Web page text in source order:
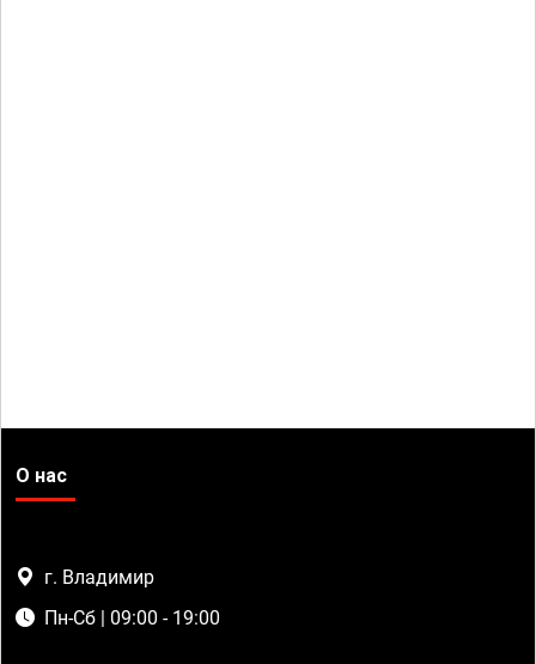
О нас
г. Владимир
Пн-Сб | 09:00 - 19:00